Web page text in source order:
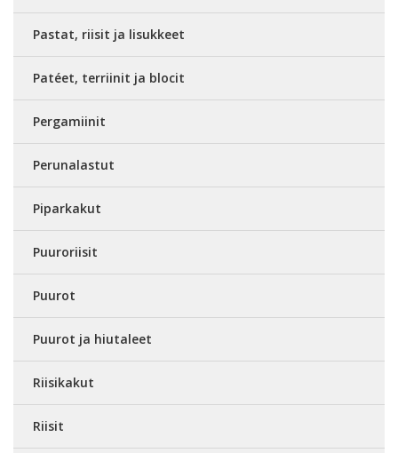
Pastat, riisit ja lisukkeet
Patéet, terriinit ja blocit
Pergamiinit
Perunalastut
Piparkakut
Puuroriisit
Puurot
Puurot ja hiutaleet
Riisikakut
Riisit